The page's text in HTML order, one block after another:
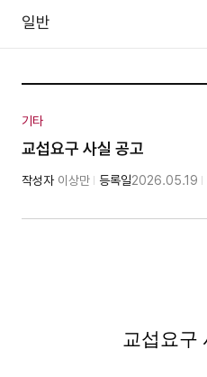
일반
기타
교섭요구 사실 공고
작성자 이상만 등록일2026.05.19